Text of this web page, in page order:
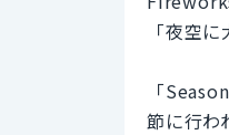
「夜空
「
節に行わ